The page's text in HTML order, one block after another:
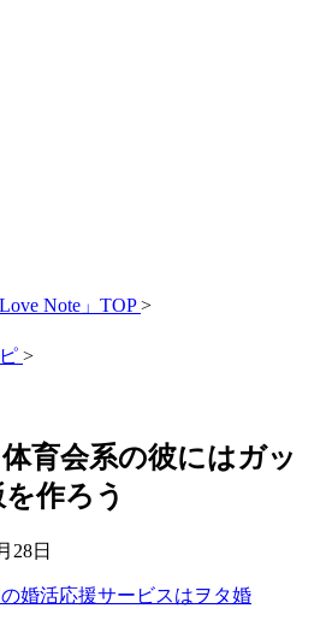
Note」TOP >
>
育会系の彼にはガッ
作ろう
28日
婚活応援サービスはヲタ婚